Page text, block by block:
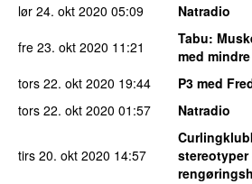
lør 24. okt 2020 05:09
Natradio
fre 23. okt 2020 11:21 Tabu:
med
tors 22. okt 2020 19:44
P3 med
tors 22. okt 2020 01:57 Natradio
tirs 20. okt 2020 14:57
stereotyper